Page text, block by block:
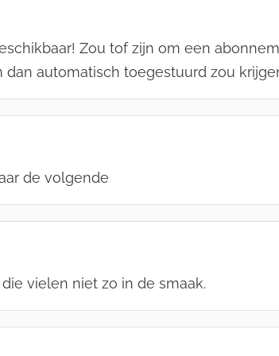
Zou tof zijn om een
automatisch toegestuurd zou
de volgende
vielen niet zo in de smaak.